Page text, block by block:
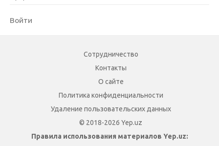
Войти
Сотрудничество
Контакты
О сайте
Политика конфиденциальности
Удаление пользовательских данных
© 2018-2026 Yep.uz
Правила использования материалов Yep.uz: